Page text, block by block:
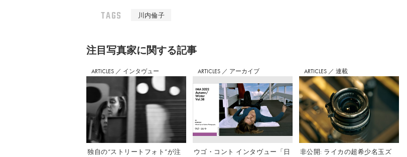
TAGS 川内倫子
注⽬写真家に関する記事
ARTICLES ／ インタヴュー
独自の“ストリートフォト”が注
ARTICLES ／ アーカイブ
ウゴ・コント インタヴュー「日
ARTICLES ／ 連載
非公開: ライカの超希少名玉ズ